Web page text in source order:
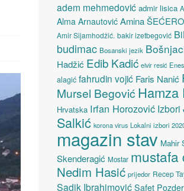
adem mehmedović admir lisica
Alma Arnautović Amina
Amir Sijamhodžić. bakir izetbegović
budimac Bosanski jezik
Hadžić Edib Kadić elvir resić
alagić fahrudin vojić Faris Nanić
Mursel Begović Hamza
Hrvatska Irfan Horozović Izbori
Salkić korona virus Lokalni izbori
magazin stav Mahir
Skenderagić Mostar mustafa
Nedim Hasić prijedor Recep
Sadik Ibrahimović Safet Pozder